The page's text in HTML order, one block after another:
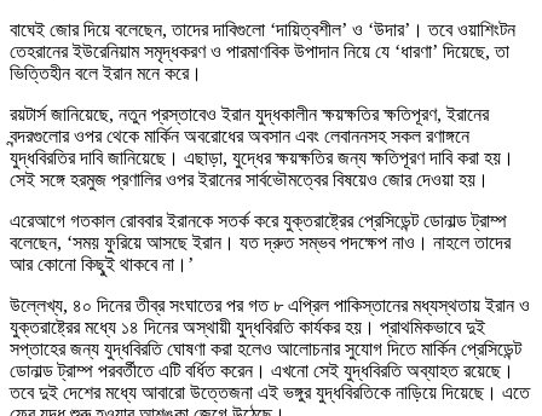
বাঘেই জোর দিয়ে বলেছেন, তাদের দাবিগুলো ‘দায়িত্বশীল’ ও ‘উদার’। তবে ওয়াশিংটন
তেহরানের ইউরেনিয়াম সমৃদ্ধকরণ ও পারমাণবিক উপাদান নিয়ে যে ‘ধারণা’ দিয়েছে, তা
ভিত্তিহীন বলে ইরান মনে করে।
রয়টার্স জানিয়েছে, নতুন প্রস্তাবেও ইরান যুদ্ধকালীন ক্ষয়ক্ষতির ক্ষতিপূরণ, ইরানের
বন্দরগুলোর ওপর থেকে মার্কিন অবরোধের অবসান এবং লেবাননসহ সকল রণাঙ্গনে
যুদ্ধবিরতির দাবি জানিয়েছে। এছাড়া, যুদ্ধের ক্ষয়ক্ষতির জন্য ক্ষতিপূরণ দাবি করা হয়।
সেই সঙ্গে হরমুজ প্রণালির ওপর ইরানের সার্বভৌমত্বের বিষয়েও জোর দেওয়া হয়।
এরেআগে গতকাল রোববার ইরানকে সতর্ক করে যুক্তরাষ্ট্রের প্রেসিডেন্ট ডোনাল্ড ট্রাম্প
বলেছেন, ‘সময় ফুরিয়ে আসছে ইরান। যত দ্রুত সম্ভব পদক্ষেপ নাও। নাহলে তাদের
আর কোনো কিছু্ই থাকবে না।’
উল্লেখ্য, ৪০ দিনের তীব্র সংঘাতের পর গত ৮ এপ্রিল পাকিস্তানের মধ্যস্থতায় ইরান ও
যুক্তরাষ্ট্রের মধ্যে ১৪ দিনের অস্থায়ী যুদ্ধবিরতি কার্যকর হয়। প্রাথমিকভাবে দুই
সপ্তাহের জন্য যুদ্ধবিরতি ঘোষণা করা হলেও আলোচনার সুযোগ দিতে মার্কিন প্রেসিডেন্ট
ডোনাল্ড ট্রাম্প পরবর্তীতে এটি বর্ধিত করেন। এখনো সেই যুদ্ধবিরতি অব্যাহত রয়েছে।
তবে দুই দেশের মধ্যে আবারো উত্তেজনা এই ভঙ্গুর যুদ্ধবিরতিকে নাড়িয়ে দিয়েছে। এতে